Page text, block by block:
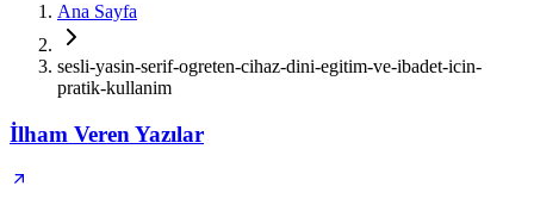
Ana Sayfa
sesli-yasin-serif-ogreten-cihaz-dini-egitim-ve-ibadet-icin-
pratik-kullanim
İlham Veren Yazılar